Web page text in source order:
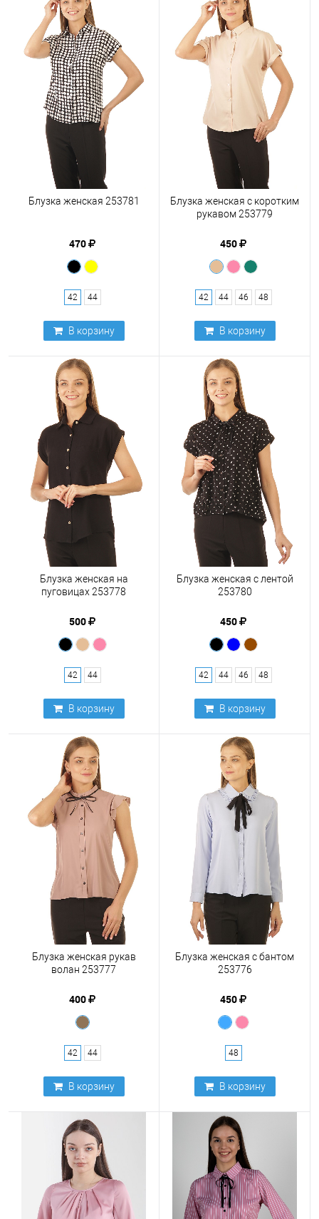
Блузка женская 253781
470
42 44
В корзину
Блузка женская с коротким
рукавом 253779
450
42 44 46 48
В корзину
Блузка женская на
пуговицах 253778
500
42 44
В корзину
Блузка женская с лентой
253780
450
42 44 46 48
В корзину
Блузка женская рукав
волан 253777
400
42 44
В корзину
Блузка женская с бантом
253776
450
48
В корзину